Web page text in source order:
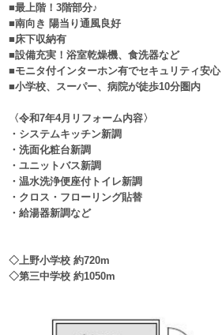
■最上階！3階部分♪
■南向き 陽当り通風良好
■床下収納有
■設備充実！浴室乾燥機、食洗器など
■モニタ付インターホン有でセキュリティ安心
■小学校、スーパー、病院が徒歩10分圏内
〈令和7年4月リフォーム内容〉
・システムキッチン新調
・洗面化粧台新調
・ユニットバス新調
・温水洗浄便座付トイレ新調
・クロス・フローリング貼替
・給湯器新調など
◇上野小学校 約720m
◇第三中学校 約1050m